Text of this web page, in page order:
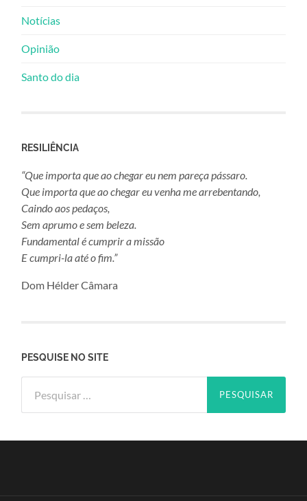
Notícias
Opinião
Santo do dia
RESILIÊNCIA
“Que importa que ao chegar eu nem pareça pássaro.
Que importa que ao chegar eu venha me arrebentando,
Caindo aos pedaços,
Sem aprumo e sem beleza.
Fundamental é cumprir a missão
E cumpri-la até o fim.”
Dom Hélder Câmara
PESQUISE NO SITE
por: